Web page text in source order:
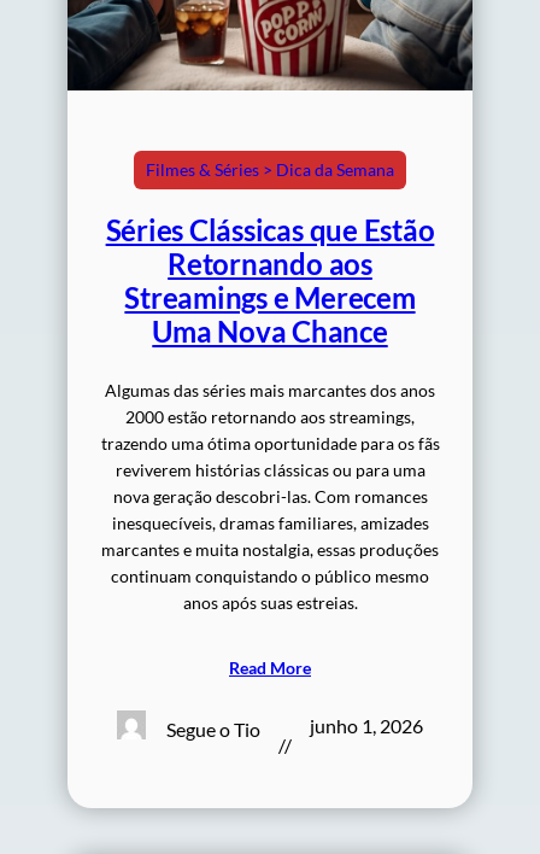
Filmes & Séries > Dica da Semana
Séries Clássicas que Estão
Retornando aos
Streamings e Merecem
Uma Nova Chance
Algumas das séries mais marcantes dos anos
2000 estão retornando aos streamings,
trazendo uma ótima oportunidade para os fãs
reviverem histórias clássicas ou para uma
nova geração descobri-las. Com romances
inesquecíveis, dramas familiares, amizades
marcantes e muita nostalgia, essas produções
continuam conquistando o público mesmo
anos após suas estreias.
Read More
Segue o Tio
//
junho 1, 2026